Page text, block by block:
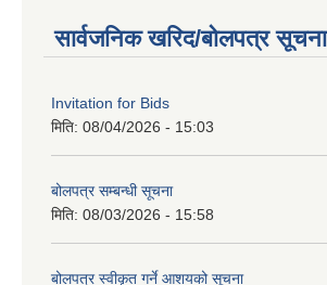
सार्वजनिक खरिद/बोलपत्र सूचना
Invitation for Bids
मिति: 08/04/2026 - 15:03
बोलपत्र सम्बन्धी सूचना
मिति: 08/03/2026 - 15:58
बोलपत्र स्वीकृत गर्ने आशयको सूचना